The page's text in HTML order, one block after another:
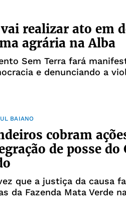
realizar ato em
agrária na Alba
Sem Terra fará
e denunciando a
BAIANO
cobram
de posse do
que a justiça da causa
da Fazenda Mata Verde